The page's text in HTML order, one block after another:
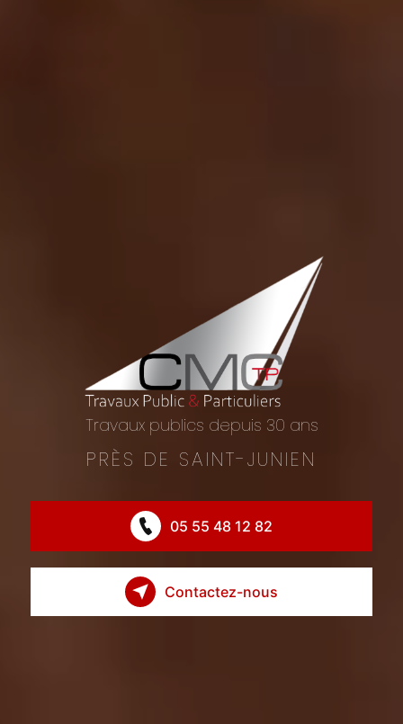
Travaux publics depuis 30 ans
PRÈS DE SAINT-JUNIEN
05 55 48 12 82
Contactez-nous